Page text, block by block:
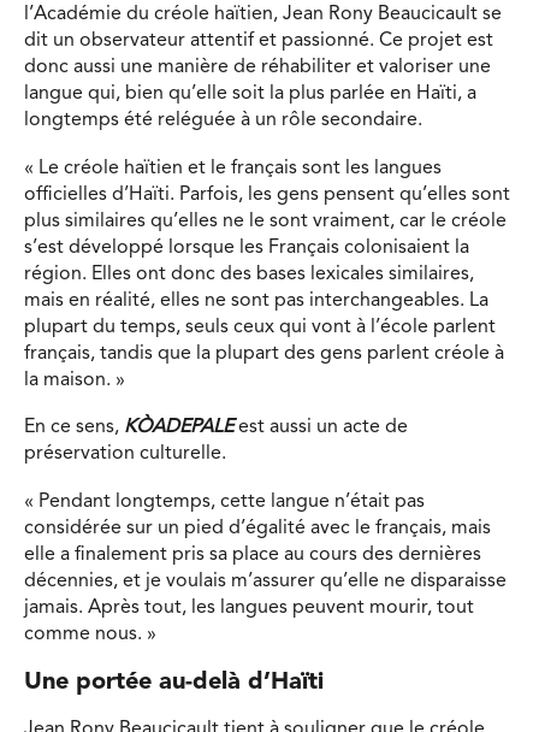
l’Académie du créole haïtien, Jean Rony Beaucicault se
dit un observateur attentif et passionné. Ce projet est
donc aussi une manière de réhabiliter et valoriser une
langue qui, bien qu’elle soit la plus parlée en Haïti, a
longtemps été reléguée à un rôle secondaire.
« Le créole haïtien et le français sont les langues
officielles d’Haïti. Parfois, les gens pensent qu’elles sont
plus similaires qu’elles ne le sont vraiment, car le créole
s’est développé lorsque les Français colonisaient la
région. Elles ont donc des bases lexicales similaires,
mais en réalité, elles ne sont pas interchangeables. La
plupart du temps, seuls ceux qui vont à l’école parlent
français, tandis que la plupart des gens parlent créole à
la maison. »
En ce sens, KÒADEPALEest aussi un acte de
préservation culturelle.
« Pendant longtemps, cette langue n’était pas
considérée sur un pied d’égalité avec le français, mais
elle a finalement pris sa place au cours des dernières
décennies, et je voulais m’assurer qu’elle ne disparaisse
jamais. Après tout, les langues peuvent mourir, tout
comme nous. »
Une portée au-delà d’Haïti